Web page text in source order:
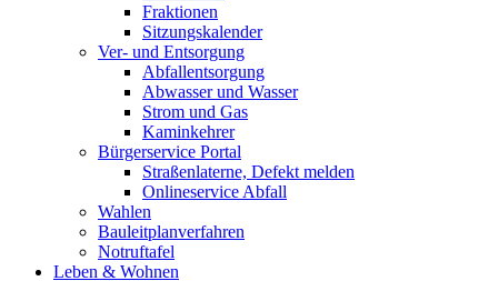
Fraktionen
Sitzungskalender
Ver- und Entsorgung
Abfallentsorgung
Abwasser und Wasser
Strom und Gas
Kaminkehrer
Bürgerservice Portal
Straßenlaterne, Defekt melden
Onlineservice Abfall
Wahlen
Bauleitplanverfahren
Notruftafel
Leben & Wohnen